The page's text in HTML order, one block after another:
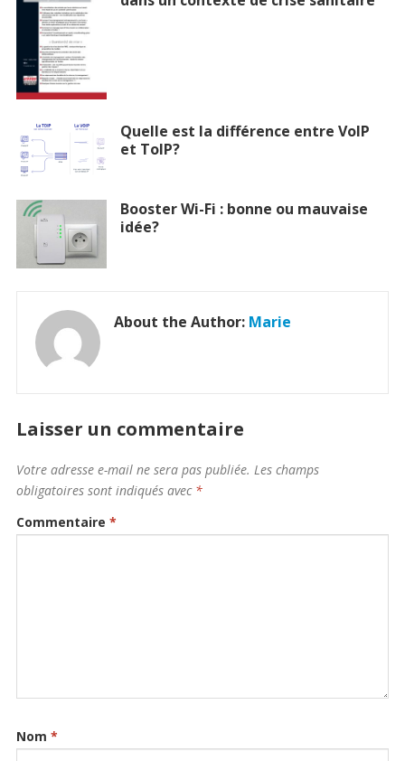
Quelle est la différence entre VoIP
et ToIP?
Booster Wi-Fi : bonne ou mauvaise
idée?
About the Author: Marie
Laisser un commentaire
Votre adresse e-mail ne sera pas publiée. Les champs
obligatoires sont indiqués avec *
Commentaire *
Nom *